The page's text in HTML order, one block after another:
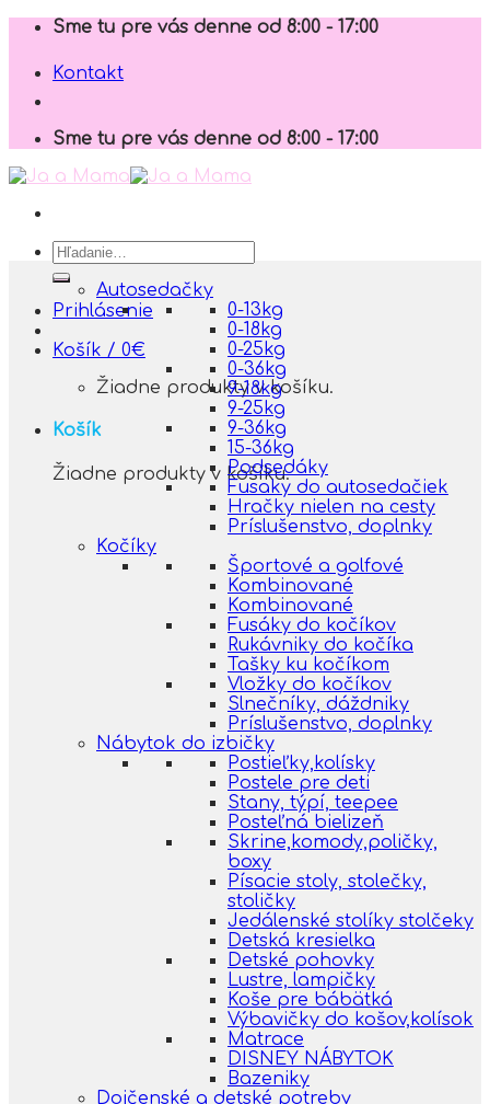
Skip
content
Sme tu pre vás denne od 8:00 - 17:00
Kontakt
Sme tu pre vás denne od 8:00 - 17:00
Hľadať:
Prihlásenie
Košík / 0€
Žiadne produkty v košíku.
Košík
Žiadne produkty v košíku.
Autosedačky
0-13kg
0-18kg
0-25kg
0-36kg
9-18kg
9-25kg
9-36kg
15-36kg
Podsedáky
Fusaky do autosedačiek
Hračky nielen na cesty
Príslušenstvo, doplnky
Kočíky
Športové a golfové
Kombinované
Kombinované
Fusáky do kočíkov
Rukávniky do kočíka
Tašky ku kočíkom
Vložky do kočíkov
Slnečníky, dáždniky
Príslušenstvo, doplnky
Nábytok do izbičky
Postieľky,kolísky
Postele pre deti
Stany, týpí, teepee
Posteľná bielizeň
Skrine,komody,poličky,
boxy
Písacie stoly, stolečky,
stoličky
Jedálenské stolíky stolčeky
Detská kresielka
Detské pohovky
Lustre, lampičky
Koše pre bábätká
Výbavičky do košov,kolísok
Matrace
DISNEY NÁBYTOK
Bazeniky
Dojčenské a detské potreby